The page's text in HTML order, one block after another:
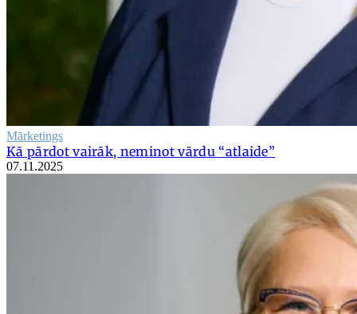
Mārketings
Kā pārdot vairāk, neminot vārdu “atlaide”
07.11.2025